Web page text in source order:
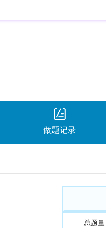
做题记录
总题量